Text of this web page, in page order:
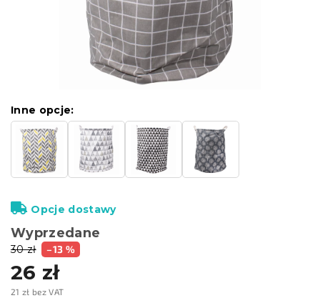
30 zł –13 %
26 zł
21 zł bez VAT
Wyprzedane
Inne opcje:
Opcje dostawy